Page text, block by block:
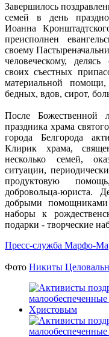
Завершилось
семей в день
Иоанна
преисполнен
своему
человеческому,
своих съестных
материальной
бедных, вдов, сирот,
После Божественной
праздника храма
города Белгорода
Клирик храма,
несколько семей,
ситуации,
продуктовую
добровольца-
добрыми
наборы к
подарки - творческие
Пресс-служба Марфо-
Фото Никиты